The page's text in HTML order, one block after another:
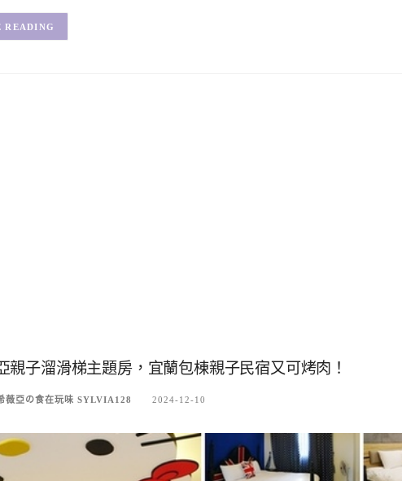
READING
親子溜滑梯主題房，宜蘭包棟親子民宿又可烤肉！
薇亞の食在玩味 SYLVIA128 2024-12-10